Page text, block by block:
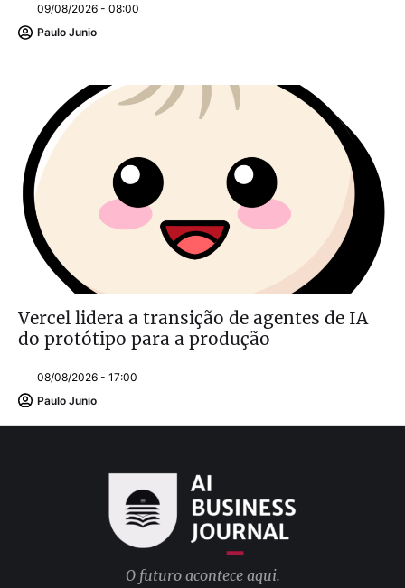
09/08/2026 - 08:00
Paulo Junio
Vercel lidera a transição de agentes de IA
do protótipo para a produção
08/08/2026 - 17:00
Paulo Junio
O futuro acontece aqui.